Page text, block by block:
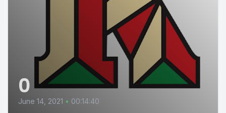
0
June 14, 2021 • 00:14:40